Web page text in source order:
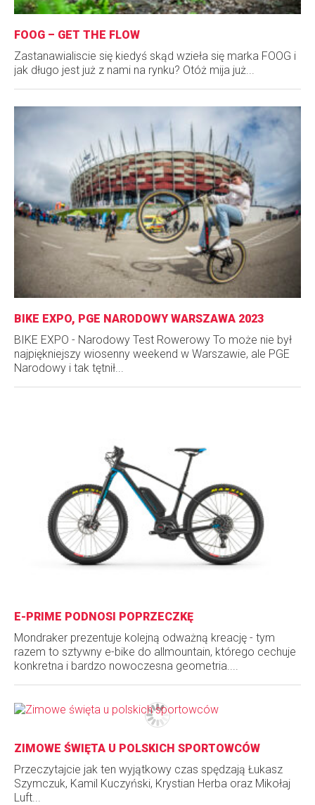
FOOG – GET THE FLOW
Zastanawialiscie się kiedyś skąd wzieła się marka FOOG i
jak długo jest już z nami na rynku? Otóż mija już...
BIKE EXPO, PGE NARODOWY WARSZAWA 2023
BIKE EXPO - Narodowy Test Rowerowy To może nie był
najpiękniejszy wiosenny weekend w Warszawie, ale PGE
Narodowy i tak tętnił...
E-PRIME PODNOSI POPRZECZKĘ
Mondraker prezentuje kolejną odważną kreację - tym
razem to sztywny e-bike do allmountain, którego cechuje
konkretna i bardzo nowoczesna geometria....
ZIMOWE ŚWIĘTA U POLSKICH SPORTOWCÓW
Przeczytajcie jak ten wyjątkowy czas spędzają Łukasz
Szymczuk, Kamil Kuczyński, Krystian Herba oraz Mikołaj
Luft...